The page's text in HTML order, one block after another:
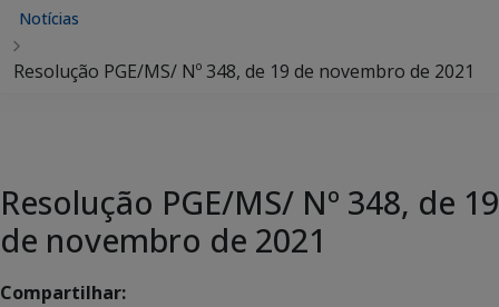
Notícias
Resolução PGE/MS/ Nº 348, de 19 de novembro de 2021
Resolução PGE/MS/ Nº 348, de 19
de novembro de 2021
Compartilhar: